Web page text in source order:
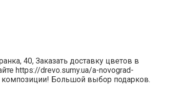
40, Заказать доставку цветов в
https://drevo.sumy.ua/a-novograd-
Большой выбор подарков.